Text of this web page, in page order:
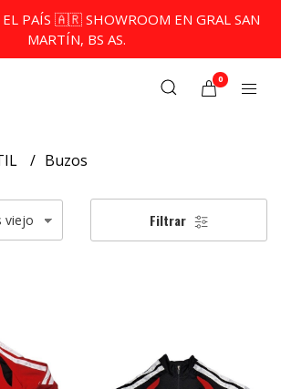
PAÍS 🇦🇷 SHOWROOM EN GRAL SAN
MARTÍN, BS AS.
0
Buzos
Filtrar